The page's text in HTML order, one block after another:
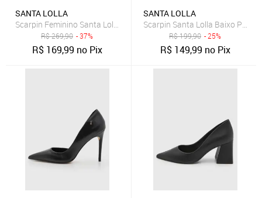
SANTA LOLLA
Scarpin Feminino Santa Lolla Tela Tramado Bege
R$269,90 - 37%
R$ 169,99 no Pix
SANTA LOLLA
Scarpin Santa Lolla Baixo Preto
R$199,90 - 25%
R$ 149,99 no Pix